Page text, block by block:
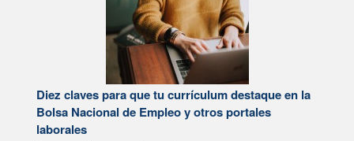
Diez claves para que tu currículum destaque en la
Bolsa Nacional de Empleo y otros portales
laborales